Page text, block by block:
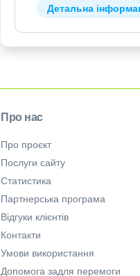
Детальна
Про нас
Про проєкт
Послуги сайту
Статистика
Партнерська програма
Відгуки клієнтів
Контакти
Умови використання
Допомога задля перемоги